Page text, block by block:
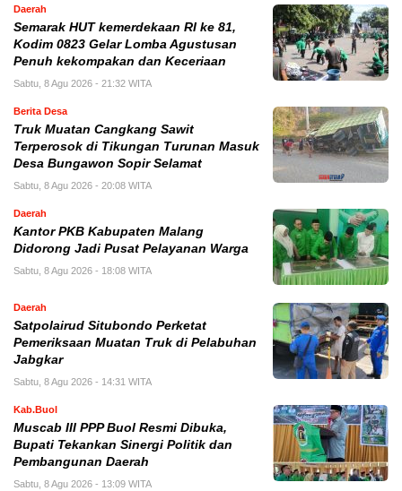
Daerah
Semarak HUT kemerdekaan RI ke 81,
Kodim 0823 Gelar Lomba Agustusan
Penuh kekompakan dan Keceriaan
Sabtu, 8 Agu 2026 - 21:32 WITA
Berita Desa
Truk Muatan Cangkang Sawit
Terperosok di Tikungan Turunan Masuk
Desa Bungawon Sopir Selamat
Sabtu, 8 Agu 2026 - 20:08 WITA
Daerah
Kantor PKB Kabupaten Malang
Didorong Jadi Pusat Pelayanan Warga
Sabtu, 8 Agu 2026 - 18:08 WITA
Daerah
Satpolairud Situbondo Perketat
Pemeriksaan Muatan Truk di Pelabuhan
Jabgkar
Sabtu, 8 Agu 2026 - 14:31 WITA
Kab.Buol
Muscab III PPP Buol Resmi Dibuka,
Bupati Tekankan Sinergi Politik dan
Pembangunan Daerah
Sabtu, 8 Agu 2026 - 13:09 WITA